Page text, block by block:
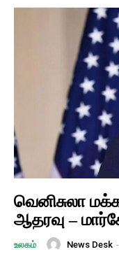
வெனிசுலா
ஆதரவு –
உலகம் News Desk -